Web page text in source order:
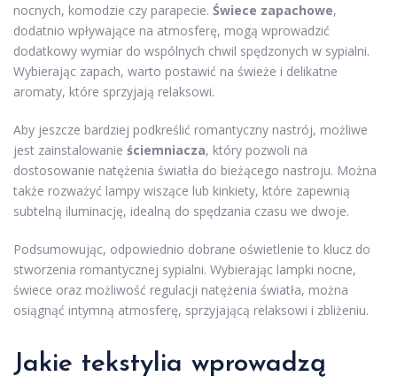
nocnych, komodzie czy parapecie. Świece zapachowe,
dodatnio wpływające na atmosferę, mogą wprowadzić
dodatkowy wymiar do wspólnych chwil spędzonych w sypialni.
Wybierając zapach, warto postawić na świeże i delikatne
aromaty, które sprzyjają relaksowi.
Aby jeszcze bardziej podkreślić romantyczny nastrój, możliwe
jest zainstalowanie ściemniacza, który pozwoli na
dostosowanie natężenia światła do bieżącego nastroju. Można
także rozważyć lampy wiszące lub kinkiety, które zapewnią
subtelną iluminację, idealną do spędzania czasu we dwoje.
Podsumowując, odpowiednio dobrane oświetlenie to klucz do
stworzenia romantycznej sypialni. Wybierając lampki nocne,
świece oraz możliwość regulacji natężenia światła, można
osiągnąć intymną atmosferę, sprzyjającą relaksowi i zbliżeniu.
Jakie tekstylia wprowadzą